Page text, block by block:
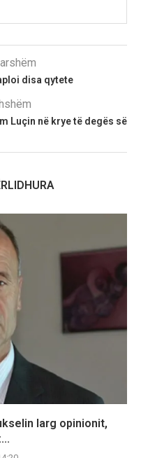
disa qytete
Luçin në krye të degës së
larg opinionit,